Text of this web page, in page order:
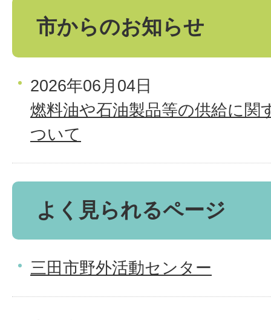
市からのお知らせ
2026年06月04日
燃料油や石油製品等の供給に関
ついて
よく見られるページ
三田市野外活動センター